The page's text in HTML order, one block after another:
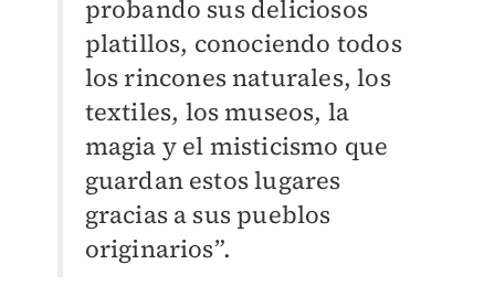
probando sus deliciosos
platillos, conociendo todos
los rincones naturales, los
textiles, los museos, la
magia y el misticismo que
guardan estos lugares
gracias a sus pueblos
originarios”.